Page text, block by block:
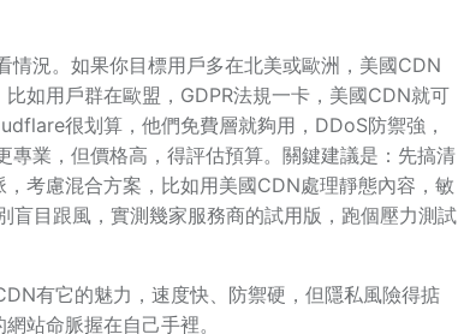
況。如果你目標用戶多在北美或歐洲，美國CDN
如用戶群在歐盟，GDPR法規一卡，美國CDN就可
很划算，他們免費層就夠用，DDoS防禦強，
業，但價格高，得評估預算。關鍵建議是：先搞清
考慮混合方案，比如用美國CDN處理靜態內容，敏
目跟風，實測幾家服務商的試用版，跑個壓力測試
有它的魅力，速度快、防禦硬，但隱私風險得掂
站命脈握在自己手裡。